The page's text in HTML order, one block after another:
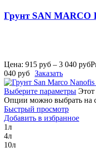
Грунт SAN MARCO
Цена: 915 руб – 3 040 руб
040 руб Заказать
Выберите параметры Этот
Опции можно выбрать на
Быстрый просмотр
Добавить в избранное
1л
4л
10л